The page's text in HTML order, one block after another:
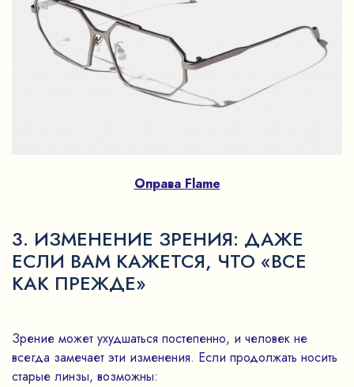
Оправа Flame
3. ИЗМЕНЕНИЕ ЗРЕНИЯ: ДАЖЕ
ЕСЛИ ВАМ КАЖЕТСЯ, ЧТО «ВСЕ
КАК ПРЕЖДЕ»
Зрение может ухудшаться постепенно, и человек не
всегда замечает эти изменения. Если продолжать носить
старые линзы, возможны: